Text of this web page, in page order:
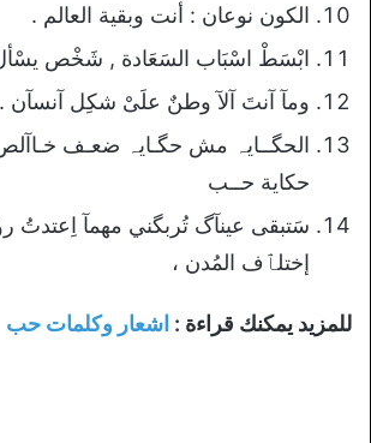
الكون نوعان : أنت وبقية العالم .
ابْسَطْ اسْبَاب السَعَادة , شَخْص
ومآ آنتَ آلآ وطنٌ علَىْ شكِل آنسآن
ﺍﻟﺤﮕــﺎﻳﮧ ﻣﺶ ﺣﮕـﺎﻳﮧ ﺿﻌـﻒ ﺧـﺎﺁﻟﺺ
حكاية ﺣــﺐ
سَتبقى عينآگ تُربگني مهمآ اِعتدتُ
إختلٱف المُدن ،
للمزيد يمكنك قراءة : اشعار وكلمات حب